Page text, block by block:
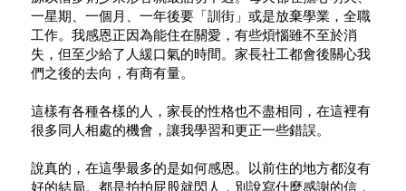
一星期、一個月、一年後要「訓街」或是放棄學業，全職
工作。我感恩正因為能住在關愛，有些煩惱雖不至於消
失，但至少給了人緩口氣的時間。家長社工都會後關心我
們之後的去向，有商有量。
這樣有各種各樣的人，家長的性格也不盡相同，在這裡有
很多同人相處的機會，讓我學習和更正一些錯誤。
說真的，在這學最多的是如何感恩。以前住的地方都沒有
好的結局。都是拍拍屁股就閃人，別說寫什麼感謝的信，